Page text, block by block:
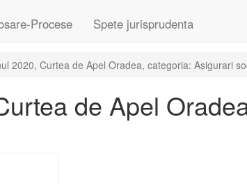
Procese Spete jurisprudenta
2020, Curtea de Apel Oradea, categoria: Asigurari
de Apel